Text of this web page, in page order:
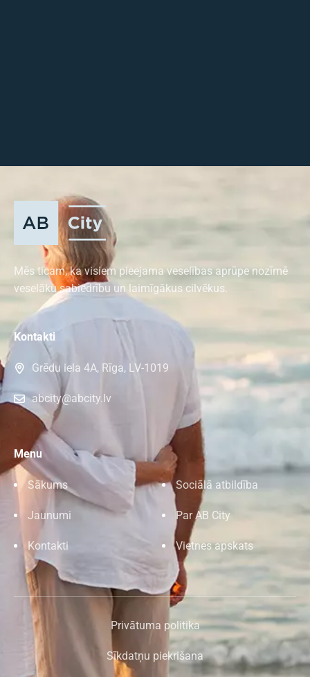
Mēs ticam, ka visiem pieejama veselības aprūpe nozīmē
veselāku sabiedrību un laimīgākus cilvēkus.
Kontakti
Grēdu iela 4A, Rīga, LV-1019
abcity@abcity.lv
Menu
Sākums Sociālā atbildība
Jaunumi Par AB City
Kontakti Vietnes apskats
Privātuma politika
Sīkdatņu piekrišana